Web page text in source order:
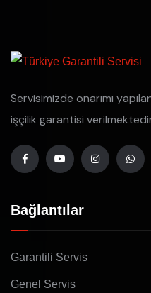
Servisimizde onarımı
işçilik garantisi
Bağlantılar
Garantili Servis
Genel Servis